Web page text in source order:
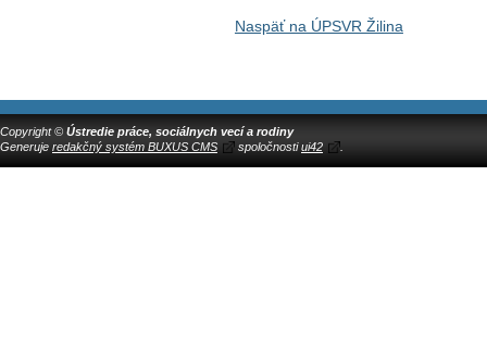
Naspäť na ÚPSVR Žilina
Copyright © Ústredie práce, sociálnych vecí a rodiny
Generuje redakčný systém BUXUS CMS spoločnostiui42